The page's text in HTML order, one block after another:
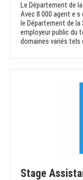
Le Département de
Avec 8 000
le Département de
employeur public du
domaines variés tels
Stage